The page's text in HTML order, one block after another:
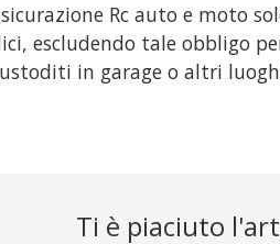
Rc auto e moto
escludendo tale obbligo
in garage o altri
Ti è piaciuto